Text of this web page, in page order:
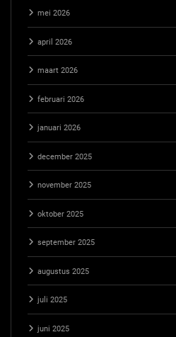
mei 2026
april 2026
maart 2026
februari 2026
januari 2026
december 2025
november 2025
oktober 2025
september 2025
augustus 2025
juli 2025
juni 2025